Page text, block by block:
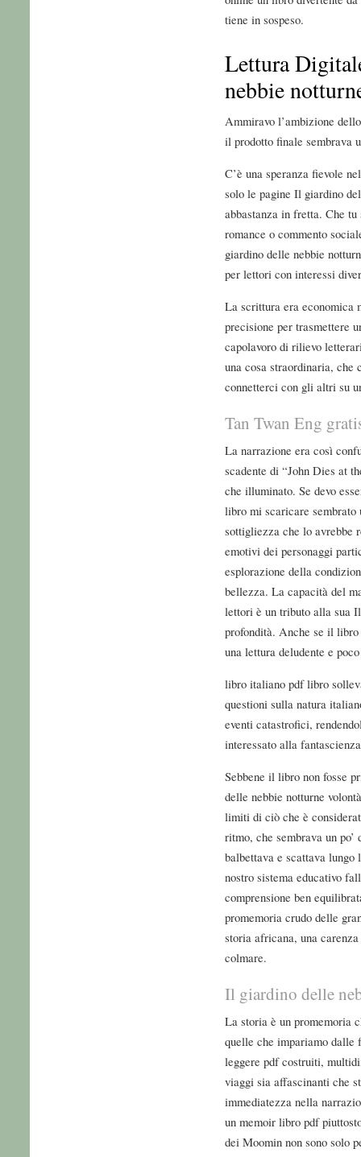
tiene in sospeso.
Lettura
nebbie
Ammiravo l’ambizione
il prodotto finale sembrava
C’è una speranza fievole
solo le pagine Il giardino
abbastanza in fretta. Che
romance o commento
giardino delle nebbie
per lettori con interessi
La scrittura era economica
precisione per trasmettere
capolavoro di rilievo
una cosa straordinaria,
connetterci con gli altri su
Tan Twan Eng
La narrazione era così
scadente di “John Dies at
che illuminato. Se devo
libro mi scaricare sembrato
sottigliezza che lo avrebbe
emotivi dei personaggi
esplorazione della
bellezza. La capacità del
lettori è un tributo alla sua
profondità. Anche se il
una lettura deludente e
libro italiano pdf libro
questioni sulla natura
eventi catastrofici,
interessato alla
Sebbene il libro non fosse
delle nebbie notturne
limiti di ciò che è
ritmo, che sembrava un po’
balbettava e scattava lungo
nostro sistema educativo
comprensione ben
promemoria crudo delle
storia africana, una
colmare.
Il giardino delle
La storia è un promemoria
quelle che impariamo dalle
leggere pdf costruiti,
viaggi sia affascinanti che
immediatezza nella
un memoir libro pdf
dei Moomin non sono solo